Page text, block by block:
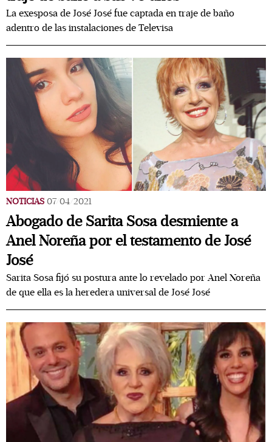
La exesposa de José José fue captada en traje de baño
adentro de las instalaciones de Televisa
NOTICIAS 07/04/2021
Abogado de Sarita Sosa desmiente a
Anel Noreña por el testamento de José
José
Sarita Sosa fijó su postura ante lo revelado por Anel Noreña
de que ella es la heredera universal de José José